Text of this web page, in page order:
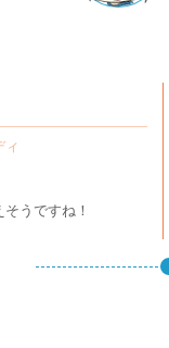
うですね！